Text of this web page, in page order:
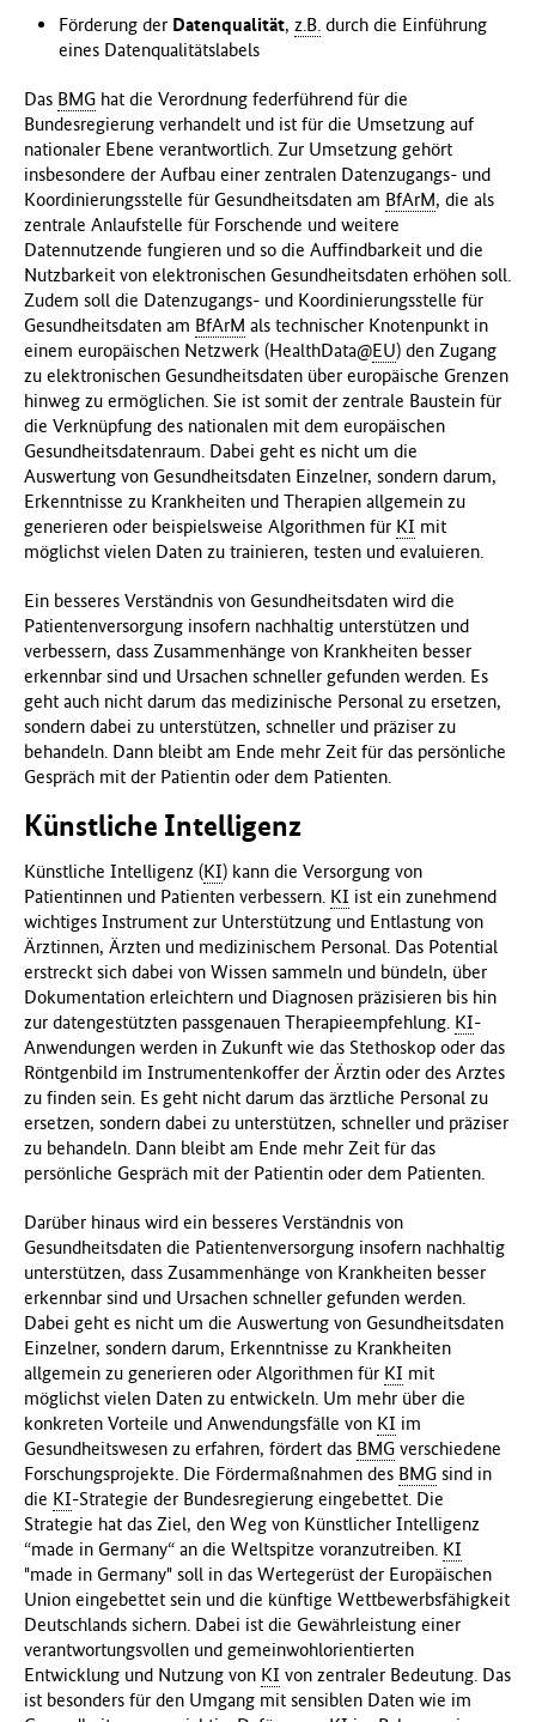
Förderung der Datenqualität, z.B. durch die Einführung
eines Datenqualitätslabels
Das BMG hat die Verordnung federführend für die
Bundesregierung verhandelt und ist für die Umsetzung auf
nationaler Ebene verantwortlich. Zur Umsetzung gehört
insbesondere der Aufbau einer zentralen Datenzugangs- und
Koordinierungsstelle für Gesundheitsdaten am BfArM, die als
zentrale Anlaufstelle für Forschende und weitere
Datennutzende fungieren und so die Auffindbarkeit und die
Nutzbarkeit von elektronischen Gesundheitsdaten erhöhen soll.
Zudem soll die Datenzugangs- und Koordinierungsstelle für
Gesundheitsdaten am BfArM als technischer Knotenpunkt in
einem europäischen Netzwerk (HealthData@EU) den Zugang
zu elektronischen Gesundheitsdaten über europäische Grenzen
hinweg zu ermöglichen. Sie ist somit der zentrale Baustein für
die Verknüpfung des nationalen mit dem europäischen
Gesundheitsdatenraum. Dabei geht es nicht um die
Auswertung von Gesundheitsdaten Einzelner, sondern darum,
Erkenntnisse zu Krankheiten und Therapien allgemein zu
generieren oder beispielsweise Algorithmen für KI mit
möglichst vielen Daten zu trainieren, testen und evaluieren.
Ein besseres Verständnis von Gesundheitsdaten wird die
Patientenversorgung insofern nachhaltig unterstützen und
verbessern, dass Zusammenhänge von Krankheiten besser
erkennbar sind und Ursachen schneller gefunden werden. Es
geht auch nicht darum das medizinische Personal zu ersetzen,
sondern dabei zu unterstützen, schneller und präziser zu
behandeln. Dann bleibt am Ende mehr Zeit für das persönliche
Gespräch mit der Patientin oder dem Patienten.
Künstliche Intelligenz
Künstliche Intelligenz (KI) kann die Versorgung von
Patientinnen und Patienten verbessern. KI ist ein zunehmend
wichtiges Instrument zur Unterstützung und Entlastung von
Ärztinnen, Ärzten und medizinischem Personal. Das Potential
erstreckt sich dabei von Wissen sammeln und bündeln, über
Dokumentation erleichtern und Diagnosen präzisieren bis hin
zur datengestützten passgenauen Therapieempfehlung. KI-
Anwendungen werden in Zukunft wie das Stethoskop oder das
Röntgenbild im Instrumentenkoffer der Ärztin oder des Arztes
zu finden sein. Es geht nicht darum das ärztliche Personal zu
ersetzen, sondern dabei zu unterstützen, schneller und präziser
zu behandeln. Dann bleibt am Ende mehr Zeit für das
persönliche Gespräch mit der Patientin oder dem Patienten.
Darüber hinaus wird ein besseres Verständnis von
Gesundheitsdaten die Patientenversorgung insofern nachhaltig
unterstützen, dass Zusammenhänge von Krankheiten besser
erkennbar sind und Ursachen schneller gefunden werden.
Dabei geht es nicht um die Auswertung von Gesundheitsdaten
Einzelner, sondern darum, Erkenntnisse zu Krankheiten
allgemein zu generieren oder Algorithmen für KI mit
möglichst vielen Daten zu entwickeln. Um mehr über die
konkreten Vorteile und Anwendungsfälle von KI im
Gesundheitswesen zu erfahren, fördert das BMG verschiedene
Forschungsprojekte. Die Fördermaßnahmen des BMG sind in
die KI-Strategie der Bundesregierung eingebettet. Die
Strategie hat das Ziel, den Weg von Künstlicher Intelligenz
“made in Germany“ an die Weltspitze voranzutreiben. KI
"made in Germany" soll in das Wertegerüst der Europäischen
Union eingebettet sein und die künftige Wettbewerbsfähigkeit
Deutschlands sichern. Dabei ist die Gewährleistung einer
verantwortungsvollen und gemeinwohlorientierten
Entwicklung und Nutzung von KI von zentraler Bedeutung. Das
ist besonders für den Umgang mit sensiblen Daten wie im